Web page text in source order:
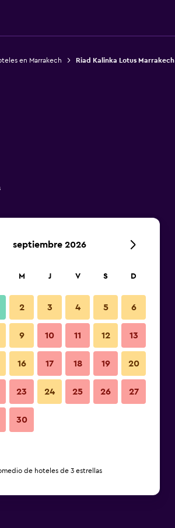
en Marrakech Riad Kalinka Lotus Marrakech
septiembre 2026
M J V S D
2 3 4 5 6
9 10 11 12 13
16 17 18 19 20
23 24 25 26 27
30
de hoteles de 3 estrellas